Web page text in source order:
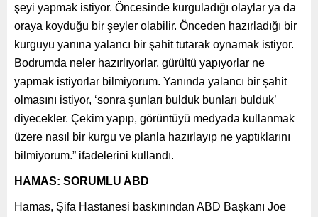
şeyi yapmak istiyor. Öncesinde kurguladığı olaylar ya da
oraya koyduğu bir şeyler olabilir. Önceden hazırladığı bir
kurguyu yanına yalancı bir şahit tutarak oynamak istiyor.
Bodrumda neler hazırlıyorlar, gürültü yapıyorlar ne
yapmak istiyorlar bilmiyorum. Yanında yalancı bir şahit
olmasını istiyor, ‘sonra şunları bulduk bunları bulduk’
diyecekler. Çekim yapıp, görüntüyü medyada kullanmak
üzere nasıl bir kurgu ve planla hazırlayıp ne yaptıklarını
bilmiyorum.” ifadelerini kullandı.
HAMAS: SORUMLU ABD
Hamas, Şifa Hastanesi baskınından ABD Başkanı Joe